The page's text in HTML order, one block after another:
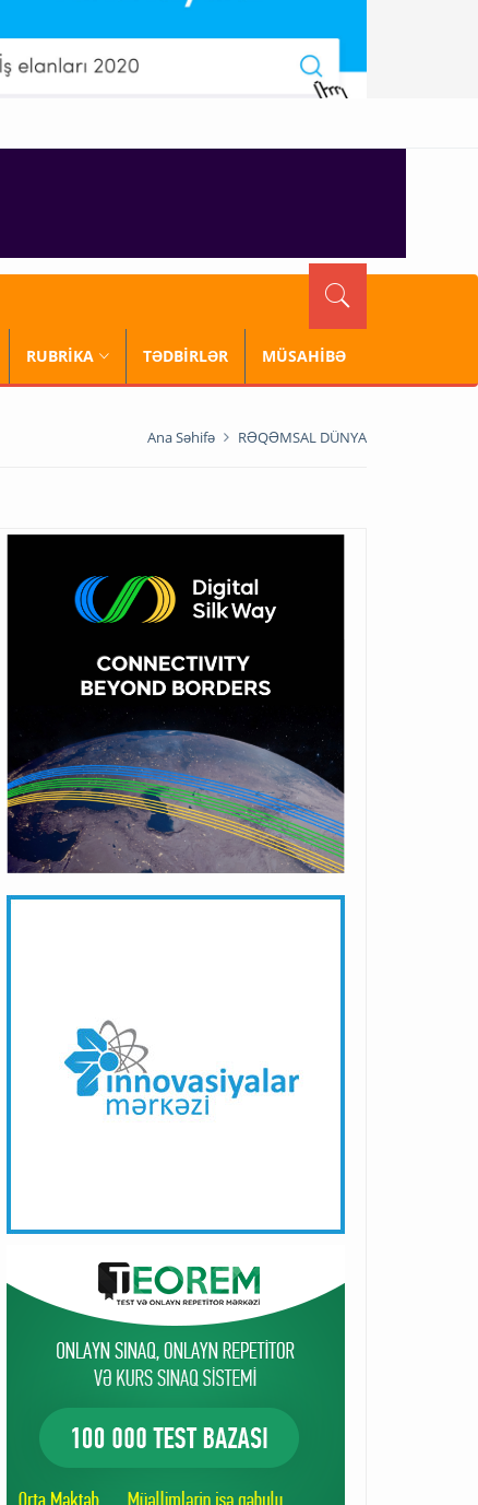
RUBRİKA TƏDBİRLƏR MÜSAHİBƏ
Ana Səhifə RƏQƏMSAL DÜNYA